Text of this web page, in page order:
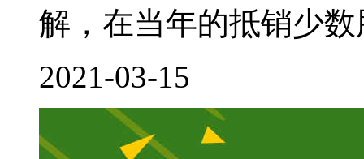
解，在当年的抵销少
2021-03-15